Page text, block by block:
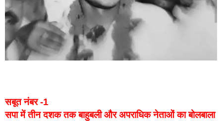
सबूत नंबर -1
सपा में तीन दशक तक बाहुबली और अपराधिक नेताओं का बोलबाला